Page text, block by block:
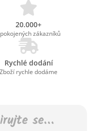
20.000+
zákazníků
Rychlé dodání
Zboží rychle dodáme
se…